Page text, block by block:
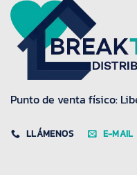
Punto de venta físico:
LLÁMENOS E-MAIL